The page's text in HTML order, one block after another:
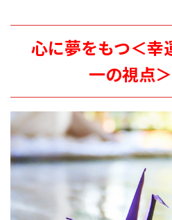
心に夢をもつ＜幸
一の視点＞